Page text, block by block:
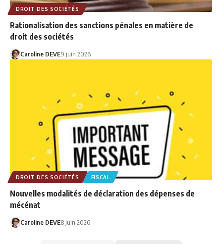
DROIT DES SOCIÉTÉS
Rationalisation des sanctions pénales en matière de
droit des sociétés
Caroline DEVE9 juin 2026
DROIT DES SOCIÉTÉS FISCAL
Nouvelles modalités de déclaration des dépenses de
mécénat
Caroline DEVE8 juin 2026